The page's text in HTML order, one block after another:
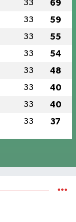
33 69
33 59
33 55
33 54
33 48
33 40
33 40
33 37